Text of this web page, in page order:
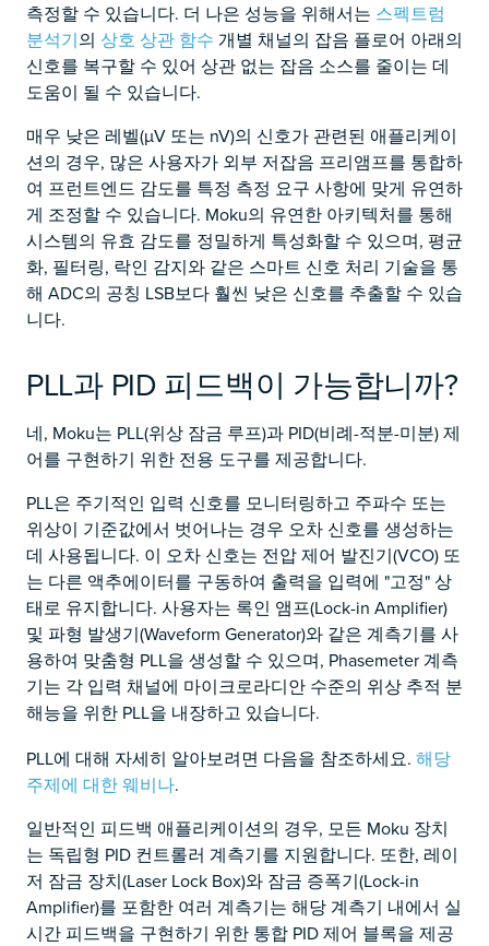
측정할 수 있습니다. 더 나은 성능을 위해서는 스펙트럼
분석기의 상호 상관 함수 개별 채널의 잡음 플로어 아래의
신호를 복구할 수 있어 상관 없는 잡음 소스를 줄이는 데
도움이 될 수 있습니다.
매우 낮은 레벨(µV 또는 nV)의 신호가 관련된 애플리케이
션의 경우, 많은 사용자가 외부 저잡음 프리앰프를 통합하
여 프런트엔드 감도를 특정 측정 요구 사항에 맞게 유연하
게 조정할 수 있습니다. Moku의 유연한 아키텍처를 통해
시스템의 유효 감도를 정밀하게 특성화할 수 있으며, 평균
화, 필터링, 락인 감지와 같은 스마트 신호 처리 기술을 통
해 ADC의 공칭 LSB보다 훨씬 낮은 신호를 추출할 수 있습
니다.
PLL과 PID 피드백이 가능합니까?
네, Moku는 PLL(위상 잠금 루프)과 PID(비례-적분-미분) 제
어를 구현하기 위한 전용 도구를 제공합니다.
PLL은 주기적인 입력 신호를 모니터링하고 주파수 또는
위상이 기준값에서 벗어나는 경우 오차 신호를 생성하는
데 사용됩니다. 이 오차 신호는 전압 제어 발진기(VCO) 또
는 다른 액추에이터를 구동하여 출력을 입력에 "고정" 상
태로 유지합니다. 사용자는 록인 앰프(Lock-in Amplifier)
및 파형 발생기(Waveform Generator)와 같은 계측기를 사
용하여 맞춤형 PLL을 생성할 수 있으며, Phasemeter 계측
기는 각 입력 채널에 마이크로라디안 수준의 위상 추적 분
해능을 위한 PLL을 내장하고 있습니다.
PLL에 대해 자세히 알아보려면 다음을 참조하세요. 해당
주제에 대한 웨비나.
일반적인 피드백 애플리케이션의 경우, 모든 Moku 장치
는 독립형 PID 컨트롤러 계측기를 지원합니다. 또한, 레이
저 잠금 장치(Laser Lock Box)와 잠금 증폭기(Lock-in
Amplifier)를 포함한 여러 계측기는 해당 계측기 내에서 실
시간 피드백을 구현하기 위한 통합 PID 제어 블록을 제공